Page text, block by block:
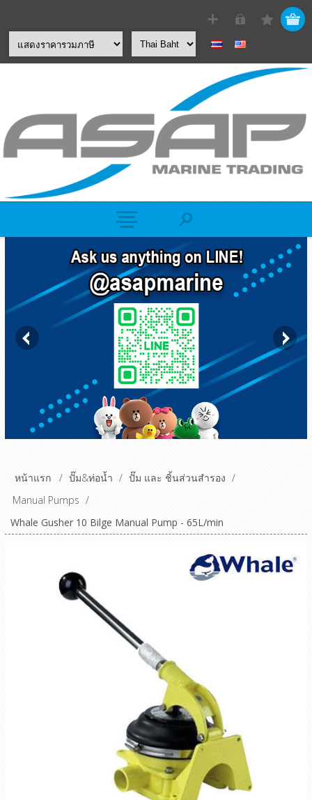
หน้าแรก / ปั๊ม&ท่อน้ำ / ปั๊ม และ ชิ้นส่วนสำรอง /
Manual Pumps /
Whale Gusher 10 Bilge Manual Pump - 65L/min